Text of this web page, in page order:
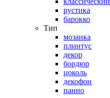
рустика
барокко
Тип
мозаика
плинтус
декор
бордюр
цоколь
декофон
панно